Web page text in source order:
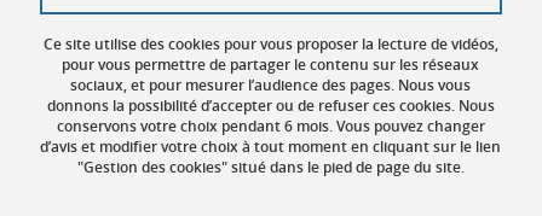
Politique des cookies
Gestion des cookies
Accessibilité : non conforme
Ce site utilise des cookies pour vous proposer la lecture de vidéos,
pour vous permettre de partager le contenu sur les réseaux
sociaux, et pour mesurer l’audience des pages. Nous vous
donnons la possibilité d’accepter ou de refuser ces cookies. Nous
conservons votre choix pendant 6 mois. Vous pouvez changer
d’avis et modifier votre choix à tout moment en cliquant sur le lien
"Gestion des cookies" situé dans le pied de page du site.